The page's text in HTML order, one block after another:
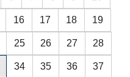
16 17 18 19
25 26 27 28
34 35 36 37